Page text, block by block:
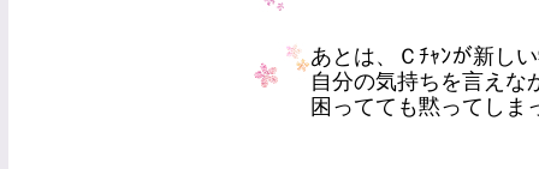
あとは、Ｃﾁｬﾝが新し
自分の気持ちを言え
困ってても黙ってし